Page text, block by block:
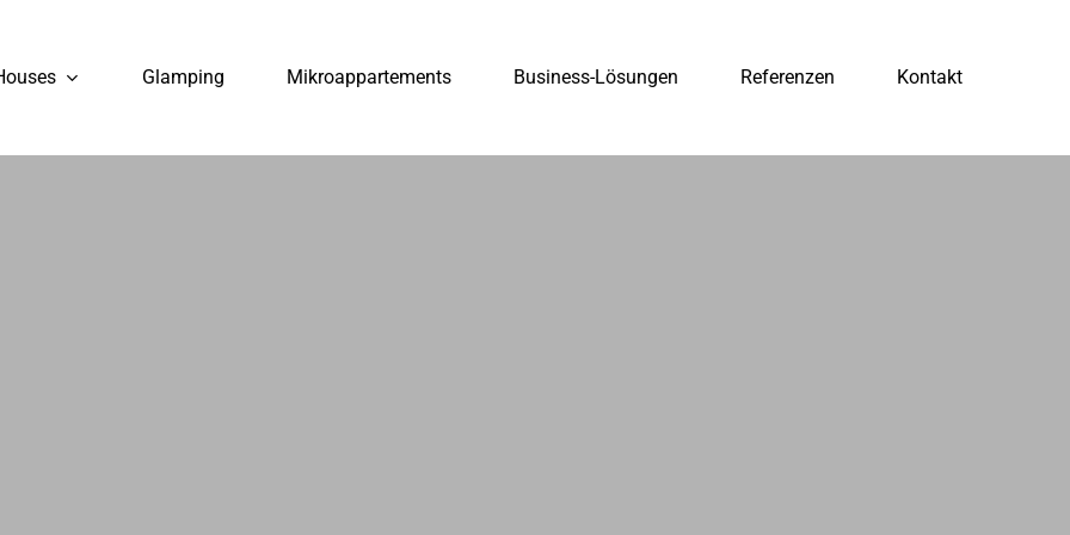
Glamping Mikroappartements Business-Lösungen Referenzen Kontakt